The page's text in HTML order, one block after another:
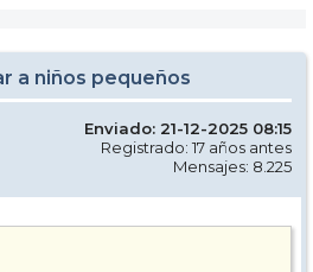
a niños pequeños
Enviado: 21-12-2025 08:15
Registrado: 17 años antes
Mensajes: 8.225